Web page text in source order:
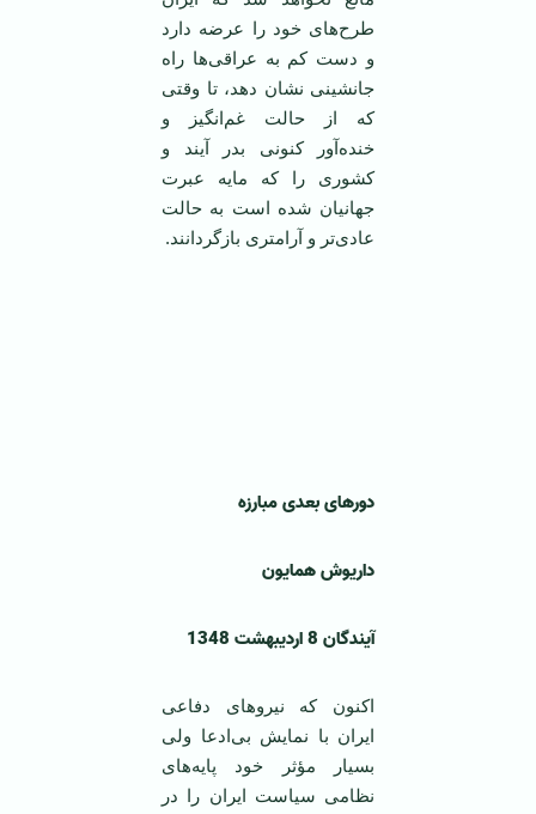
طرح‌های خود را عرضه دارد
و دست کم به عراقی‌ها راه
جانشينی نشان دهد، تا وقتی
که از حالت غم‌انگيز و
خنده‌آور کنونی بدر آيند و
کشوری را که مايه عبرت
جهانيان شده است به حالت
عادی‌تر و آرامتری بازگردانند.
دورهای بعدی مبارزه
داريوش همايون
آيندگان 8 ارديبهشت 1348
اکنون که نيروهای دفاعی
ايران با نمايش بی‌ادعا ولی
بسيار مؤثر خود پايه‌های
نظامی سياست ايران را در